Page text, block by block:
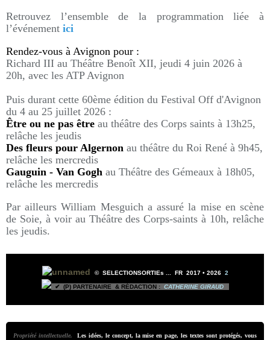
Retrouvez l’ensemble de la programmation liée à
l’événement ici
Rendez-vous à Avignon pour :
Richard III au Théâtre Benoît XII, jeudi 4 juin 2026 à
20h, avec les ATP Avignon
Puis durant cette 60ème édition du Festival Off d'Avignon
du 4 au 25 juillet 2026 :
Être ou ne pas être au théâtre des Corps saints à 13h25,
relâche les jeudis
Des fleurs pour Algernon au théâtre du Roi René à 9h45,
relâche les mercredis
Gauguin - Van Gogh au Théâtre des Gémeaux à 18h05,
relâche les mercredis
Par ailleurs William Mesguich a assuré la mise en scène
de Soie, à voir au Théâtre des Corps-saints à 10h, relâche
les jeudis.
© SELECTIONSORTIEs ... FR 2017 • 2026 2
✔ (P) PARTENAIRE & RÉDACTION : CATHERINE GIRAUD
Propriété intellectuelle.
Les idées, le concept, la mise en page, les textes sont protégés, vous